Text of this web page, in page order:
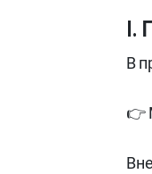
I.
В
👉